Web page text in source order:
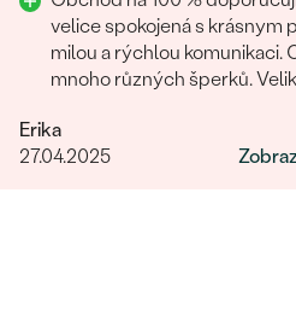
velice spokojená s krásnym
milou a rýchlou komunikaci.
mnoho různých šperků. Veliké plus dávam i
Erika
27.04.2025